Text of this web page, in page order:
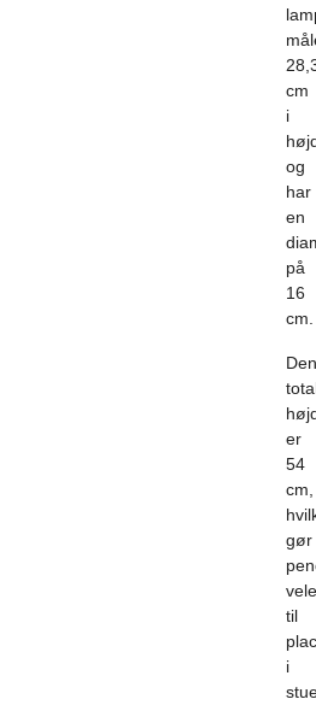
cm
i
og
har
en
på
16
cm.
Den
er
54
cm,
gør
til
i